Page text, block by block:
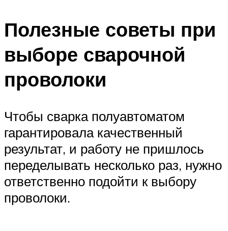
Полезные советы при
выборе сварочной
проволоки
Чтобы сварка полуавтоматом
гарантировала качественный
результат, и работу не пришлось
переделывать несколько раз, нужно
ответственно подойти к выбору
проволоки.